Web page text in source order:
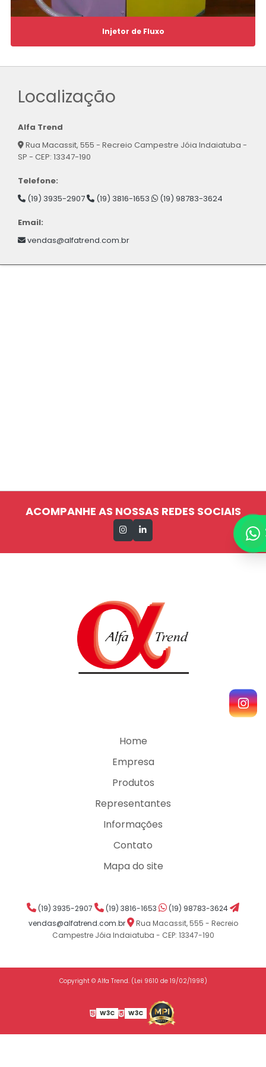
Injetor de Fluxo
Localização
Alfa Trend
Rua Macassit, 555 - Recreio Campestre Jóia Indaiatuba -
SP - CEP: 13347-190
Telefone:
(19) 3935-2907
(19) 3816-1653 (19) 98783-3624
Email:
vendas@alfatrend.com.br
ACOMPANHE AS NOSSAS REDES SOCIAIS
Home
Empresa
Produtos
Representantes
Informações
Contato
Mapa do site
(19) 3935-2907 (19) 3816-1653
(19) 98783-3624
vendas@alfatrend.com.br
Rua Macassit, 555 - Recreio
Campestre Jóia Indaiatuba - CEP: 13347-190
Copyright © Alfa Trend. (Lei 9610 de 19/02/1998)
W3C W3C